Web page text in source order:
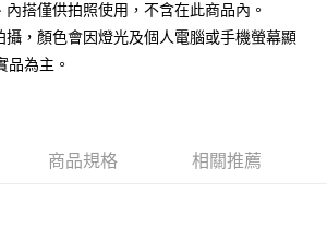
中國信託商業銀行
】
供，台灣大哥大用戶可立即使用無須另外申請。
搭僅供拍照使用，不含在此商品內。
攝，顏色會因燈光及個人電腦或手機螢幕顯
品為主。
商品規格 相關推薦